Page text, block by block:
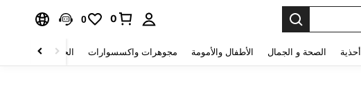
0
0
أحذية الصحة و الجمال الأطفال والأمومة مجوهرات واكسسوارات الحقائب والأمتعة